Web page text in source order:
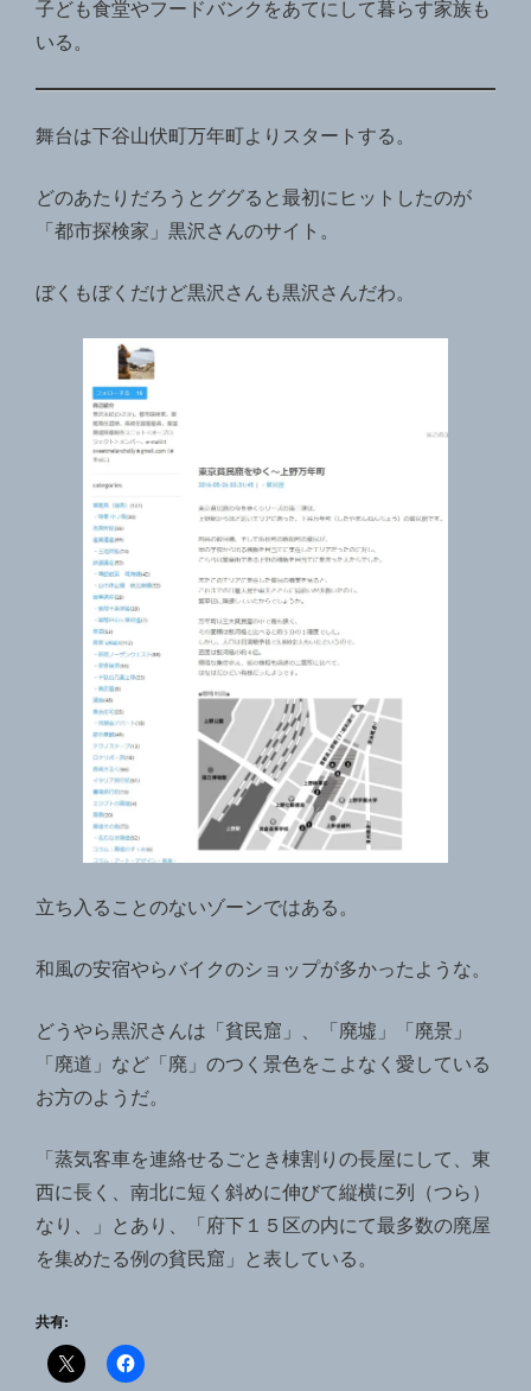
子ども食堂やフードバンクをあてにして暮らす家族も
いる。
舞台は下谷山伏町万年町よりスタートする。
どのあたりだろうとググると最初にヒットしたのが
「都市探検家」黒沢さんのサイト。
ぼくもぼくだけど黒沢さんも黒沢さんだわ。
立ち入ることのないゾーンではある。
和風の安宿やらバイクのショップが多かったような。
どうやら黒沢さんは「貧民窟」、「廃墟」「廃景」
「廃道」など「廃」のつく景色をこよなく愛している
お方のようだ。
「蒸気客車を連絡せるごとき棟割りの長屋にして、東
西に長く、南北に短く斜めに伸びて縦横に列（つら）
なり、」とあり、「府下１５区の内にて最多数の廃屋
を集めたる例の貧民窟」と表している。
共有: